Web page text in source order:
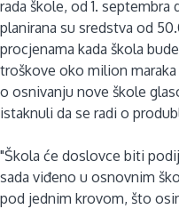
rada škole, od 1.
planirana su sredstva od
procjenama kada škola
troškove oko milion
o osnivanju nove škole
istaknuli da se radi o
"Škola će doslovce biti
sada viđeno u osnovnim
pod jednim krovom, što